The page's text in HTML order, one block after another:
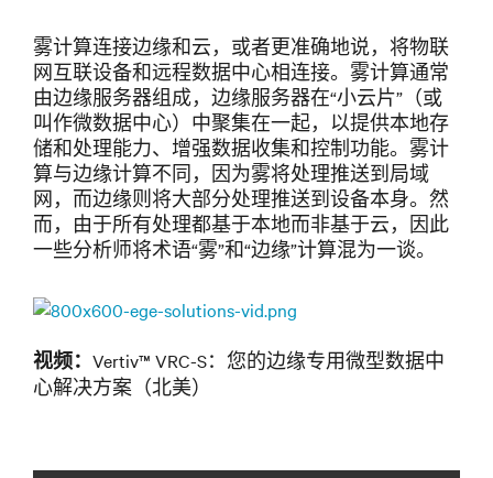
雾计算连接边缘和云，或者更准确地说，将物联
网互联设备和远程数据中心相连接。雾计算通常
由边缘服务器组成，边缘服务器在“小云片”（或
叫作微数据中心）中聚集在一起，以提供本地存
储和处理能力、增强数据收集和控制功能。雾计
算与边缘计算不同，因为雾将处理推送到局域
网，而边缘则将大部分处理推送到设备本身。然
而，由于所有处理都基于本地而非基于云，因此
一些分析师将术语“雾”和“边缘”计算混为一谈。
视频： Vertiv™ VRC-S：您的边缘专用微型数据中
心解决方案（北美）